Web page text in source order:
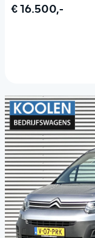
€ 16.500,-